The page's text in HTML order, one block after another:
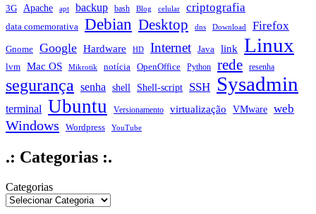
3G Apache apt backup bash Blog celular criptografia
data comemorativa Debian Desktop dns Download Firefox
Gnome Google Hardware HD Internet Java link Linux
lvm Mac OS Mikrotik notícia OpenOffice Python rede resenha
segurança senha shell Shell-script SSH Sysadmin
terminal Ubuntu Versionamento virtualização VMware web
Windows Wordpress YouTube
.: Categorias :.
Categorias